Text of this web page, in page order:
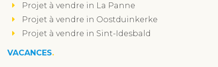
Projet à vendre in La Panne
Projet à vendre in Oostduinkerke
Projet à vendre in Sint-Idesbald
VACANCES